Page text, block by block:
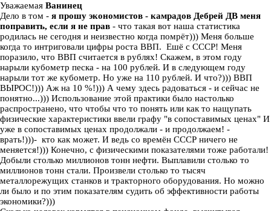
Уважаемая Ванинец
Дело в том - я прошу экономистов - камрадов Дебрей ДВ меня
поправить, если я не прав - что такая вот наша статистика
родилась не сегодня и неизвестно когда помрёт))) Меня больше
когда то интриговали цифры роста ВВП. Ешё с СССР! Меня
поразило, что ВВП считается в рублях! Скажем, в этом году
нарыли кубометр песка - на 100 рублей. И в следующем году
нарыли тот же кубометр. Но уже на 110 рублей. И что?))) ВВП
ВЫРОС!))) Аж на 10 %!))) А чему здесь радоваться - и сейчас не
понятно...))) Использование этой практики было настолько
распространено, что чтобы что то понять или как то нащупать
физические характеристики ввели графу "в сопоставимых ценах" И
уже в сопоставимых ценах продолжали - и продолжаем! -
врать!)))- кто как может. И ведь со времён СССР ничего не
меняется!))) Конечно, с физическими показателями тоже работали!
Добыли столько миллионов тонн нефти. Выплавили столько то
миллионов тонн стали. Произвели столько то тысяч
металлорежущих станков и тракторного оборудования. Но можно
ли было и по этим показателям судить об эффективности работы
экономики?)))